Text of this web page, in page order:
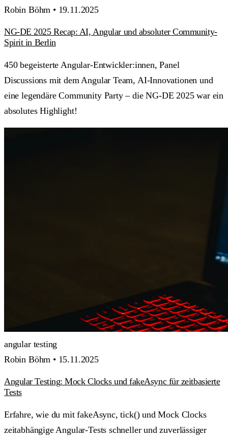
Robin Böhm • 19.11.2025
NG-DE 2025 Recap: AI, Angular und absoluter Community-
Spirit in Berlin
450 begeisterte Angular-Entwickler:innen, Panel
Discussions mit dem Angular Team, AI-Innovationen und
eine legendäre Community Party – die NG-DE 2025 war ein
absolutes Highlight!
angular testing
Robin Böhm • 15.11.2025
Angular Testing: Mock Clocks und fakeAsync für zeitbasierte
Tests
Erfahre, wie du mit fakeAsync, tick() und Mock Clocks
zeitabhängige Angular-Tests schneller und zuverlässiger